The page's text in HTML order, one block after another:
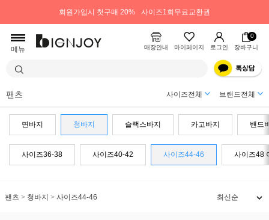
회원가입시 첫구매 20% 사이즈1회무료교환권
메뉴 매장안내 마이페이지 로그인
0
장바구니
팬츠 사이즈전체 브랜드전체
면바지 청바지 슬랙스바지 카고바지 밴드
사이즈36-38 사이즈40-42 사이즈44-46 사이즈48
팬츠 > 청바지 > 사이즈44-46